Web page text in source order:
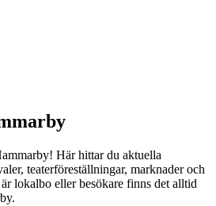
Här hittar du aktuella
teaterföreställningar, marknader och
lokalbo eller besökare finns det alltid